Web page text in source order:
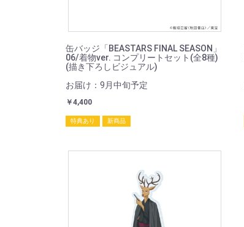
缶バッジ「BEASTARS FINAL SEASON」
06/着物ver. コンプリートセット(全8種)
(描き下ろしビジュアル)
お届け：9月中旬予定
￥4,400
特典あり 新商品